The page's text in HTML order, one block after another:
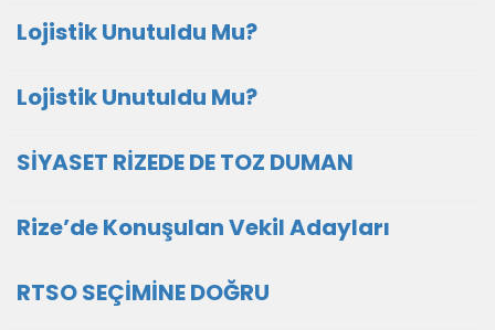
Lojistik Unutuldu Mu?
Lojistik Unutuldu Mu?
SİYASET RİZEDE DE TOZ DUMAN
Rize’de Konuşulan Vekil Adayları
RTSO SEÇİMİNE DOĞRU